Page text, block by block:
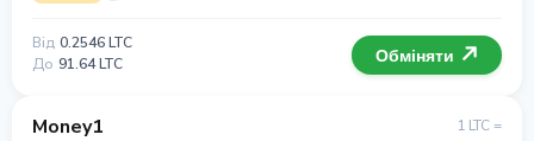
Від 0.2546 LTC
До 91.64 LTC Обміняти
Money1 1 LTC =